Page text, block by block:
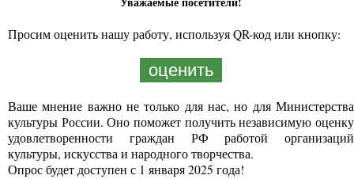
Просим оценить нашу работу, используя QR-код или кнопку:
оценить
Ваше мнение важно не только для нас, но для Министерства
культуры России. Оно поможет получить независимую оценку
удовлетворенности граждан РФ работой организаций
культуры, искусства и народного творчества.
Опрос будет доступен с 1 января 2025 года!